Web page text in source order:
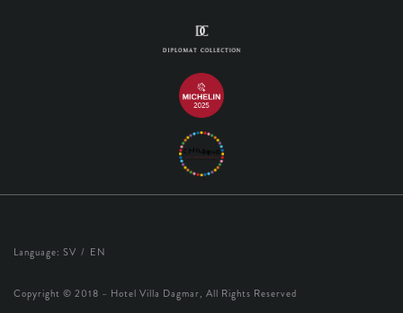
Language: SV EN
Copyright © 2018 – Hotel Villa Dagmar, All Rights Reserved